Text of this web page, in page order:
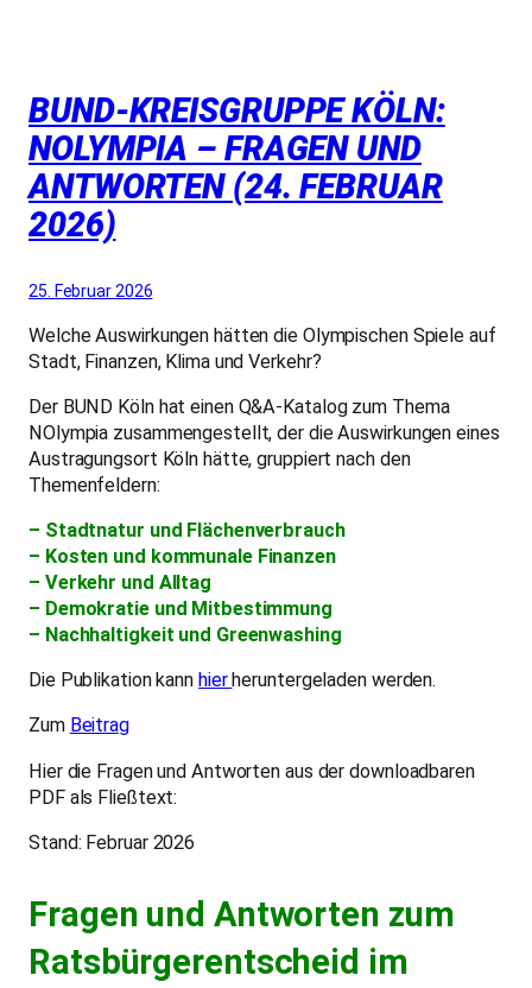
BUND-KREISGRUPPE KÖLN:
NOLYMPIA – FRAGEN UND
ANTWORTEN (24. FEBRUAR
2026)
25. Februar 2026
Welche Auswirkungen hätten die Olympischen Spiele auf
Stadt, Finanzen, Klima und Verkehr?
Der BUND Köln hat einen Q&A-Katalog zum Thema
NOlympia zusammengestellt, der die Auswirkungen eines
Austragungsort Köln hätte, gruppiert nach den
Themenfeldern:
– Stadtnatur und Flächenverbrauch
– Kosten und kommunale Finanzen
– Verkehr und Alltag
– Demokratie und Mitbestimmung
– Nachhaltigkeit und Greenwashing
Die Publikation kann hier heruntergeladen werden.
Zum Beitrag
Hier die Fragen und Antworten aus der downloadbaren
PDF als Fließtext:
Stand: Februar 2026
Fragen und Antworten zum
Ratsbürgerentscheid im